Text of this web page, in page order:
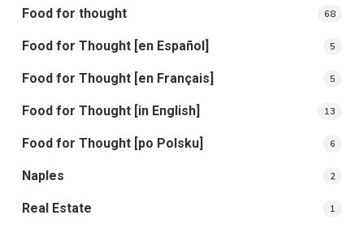
Food for thought 68
Food for Thought [en Español] 5
Food for Thought [en Français] 5
Food for Thought [in English] 13
Food for Thought [po Polsku] 6
Naples 2
Real Estate 1